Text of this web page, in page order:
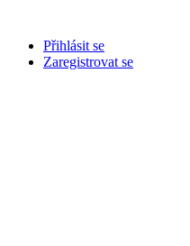
Přihlásit se
Zaregistrovat se